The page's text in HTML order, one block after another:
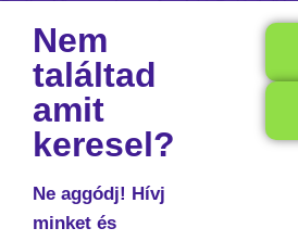
Nem
találtad
amit
keresel?
Ne aggódj! Hívj
minket és